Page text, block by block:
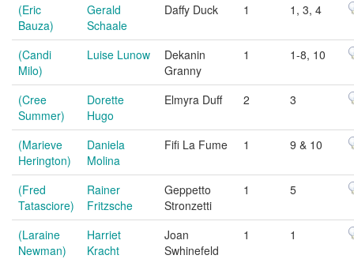
(Eric
Bauza)
Gerald
Schaale
Daffy Duck 1 1, 3, 4
(Candi
Milo)
Luise Lunow
Dekanin
Granny
1 1-8, 10
(Cree
Summer)
Dorette
Hugo
Elmyra Duff 2 3
(Marieve
Herington)
Daniela
Molina
Fifi La Fume 1 9 & 10
(Fred
Tatasciore)
Rainer
Fritzsche
Geppetto
Stronzetti
1 5
(Laraine
Newman)
Harriet
Kracht
Joan
Swhinefeld
1 1